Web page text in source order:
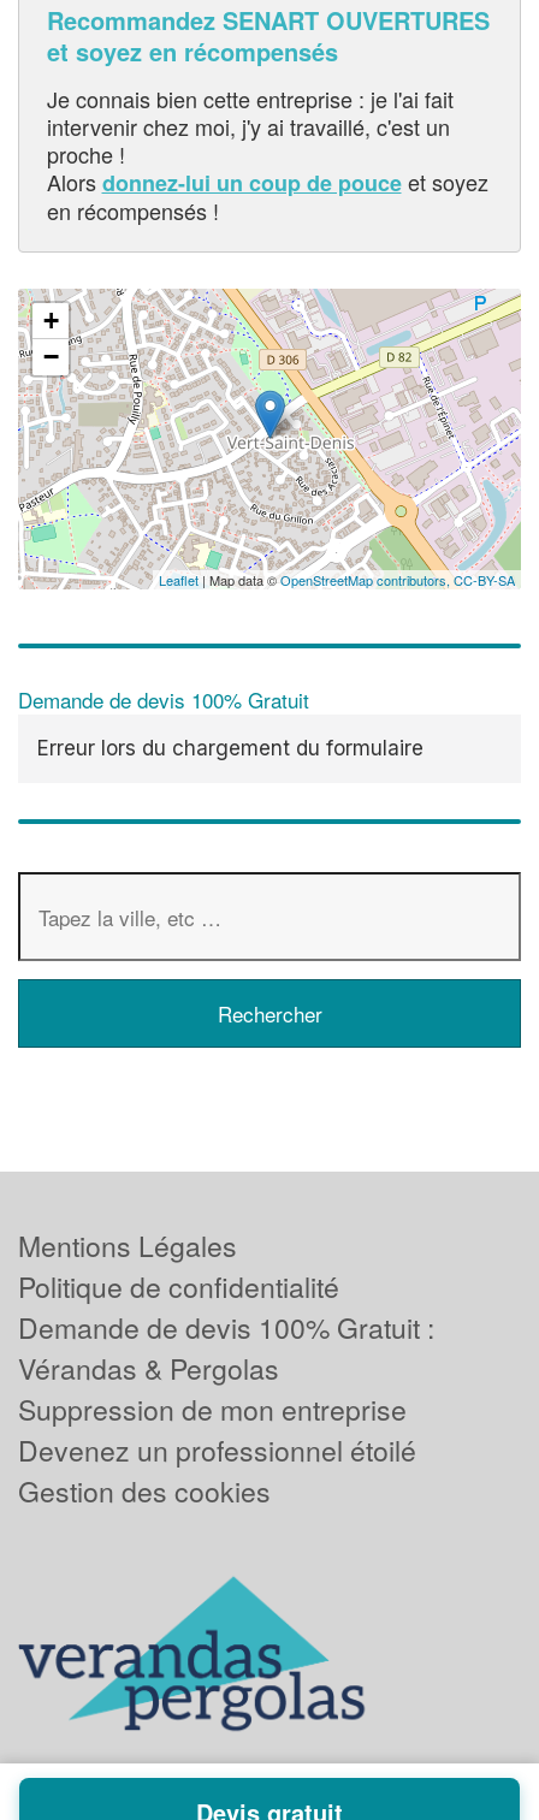
Recommandez SENART OUVERTURES
et soyez en récompensés
Je connais bien cette entreprise : je l'ai fait
intervenir chez moi, j'y ai travaillé, c'est un
proche !
Alorsdonnez-lui un coup de pouceet soyez
en récompensés !
+
−
Leaflet | Map data ©OpenStreetMap contributors,CC-BY-SA
Demande de devis 100% Gratuit
Erreur lors du chargement du formulaire
Mentions Légales
Politique de confidentialité
Demande de devis 100% Gratuit :
Vérandas & Pergolas
Suppression de mon entreprise
Devenez un professionnel étoilé
Gestion des cookies
Devis gratuit